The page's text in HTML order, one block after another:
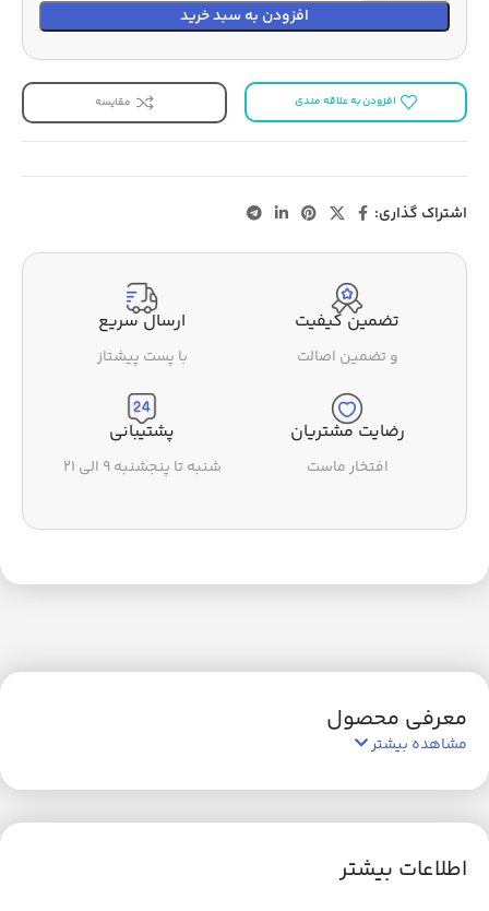
افزودن به سبد خرید
افزودن به علاقه مندی مقایسه
اشتراک گذاری:
تضمین کیفیت
و تضمین اصالت
ارسال سریع
با پست پیشتاز
رضایت مشتریان
افتخار ماست
پشتیبانی
شنبه تا پنجشنبه ۹ الی ۲۱
معرفی محصول
مشاهده بیشتر
اطلاعات بیشتر